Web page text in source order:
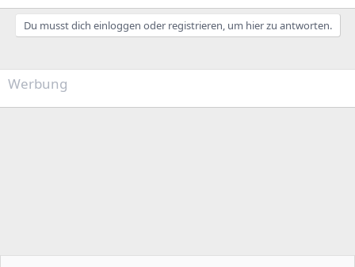
Du musst dich einloggen oder registrieren, um hier zu antworten.
Werbung